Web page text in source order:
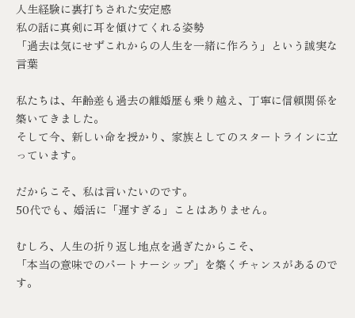
人生経験に裏打ちされた安定感
私の話に真剣に耳を傾けてくれる姿勢
「過去は気にせずこれからの人生を一緒に作ろう」という誠実な
言葉
私たちは、年齢差も過去の離婚歴も乗り越え、丁寧に信頼関係を
築いてきました。
そして今、新しい命を授かり、家族としてのスタートラインに立
っています。
だからこそ、私は言いたいのです。
50代でも、婚活に「遅すぎる」ことはありません。
むしろ、人生の折り返し地点を過ぎたからこそ、
「本当の意味でのパートナーシップ」を築くチャンスがあるので
す。